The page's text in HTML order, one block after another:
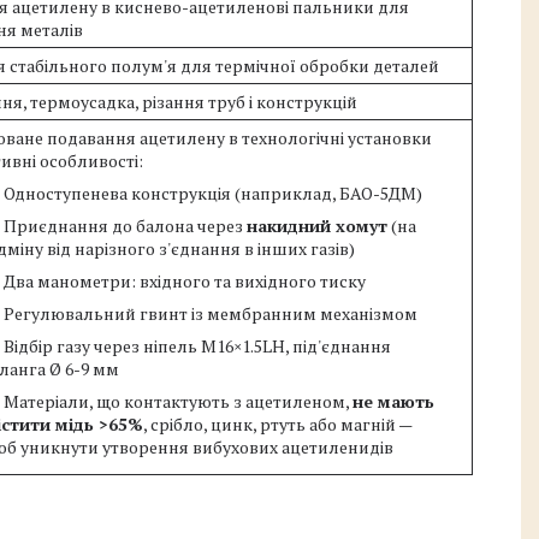
ацетилену в киснево-ацетиленові пальники для
металів
стабільного полум'я для термічної обробки деталей
термоусадка, різання труб і конструкцій
подавання ацетилену в технологічні установки
особливості:
Одноступенева конструкція (наприклад, БАО-5ДМ)
Приєднання до балона через накидний хомут(на
від нарізного з'єднання в інших газів)
Два манометри: вхідного та вихідного тиску
Регулювальний гвинт із мембранним механізмом
Відбір газу через ніпель М16×1.5LH, під'єднання
Ø 6-9 мм
Матеріали, що контактують з ацетиленом,не мають
мідь >65%, срібло, цинк, ртуть або магній —
уникнути утворення вибухових ацетиленидів